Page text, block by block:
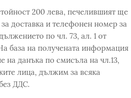
200 лева, печелившият ще
доставка и телефонен номер за
по чл. 73, ал. 1 от
база на получената информация
на данъка по смисъла на чл.13,
лица, дължим за всяка
ДДС.